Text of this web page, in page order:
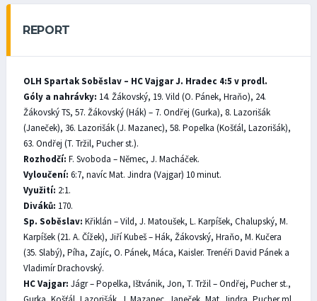
REPORT
OLH Spartak Soběslav – HC Vajgar J. Hradec 4:5 v prodl.
Góly a nahrávky: 14. Žákovský, 19. Vild (O. Pánek, Hraňo), 24.
Žákovský TS, 57. Žákovský (Hák) – 7. Ondřej (Gurka), 8. Lazorišák
(Janeček), 36. Lazorišák (J. Mazanec), 58. Popelka (Košťál, Lazorišák),
63. Ondřej (T. Tržil, Pucher st.).
Rozhodčí: F. Svoboda – Němec, J. Macháček.
Vyloučení: 6:7, navíc Mat. Jindra (Vajgar) 10 minut.
Využití: 2:1.
Diváků: 170.
Sp. Soběslav: Křiklán – Vild, J. Matoušek, L. Karpíšek, Chalupský, M.
Karpíšek (21. A. Čížek), Jiří Kubeš – Hák, Žákovský, Hraňo, M. Kučera
(35. Slabý), Píha, Zajíc, O. Pánek, Máca, Kaisler. Trenéři David Pánek a
Vladimír Drachovský.
HC Vajgar: Jágr – Popelka, Ištvánik, Jon, T. Tržil – Ondřej, Pucher st.,